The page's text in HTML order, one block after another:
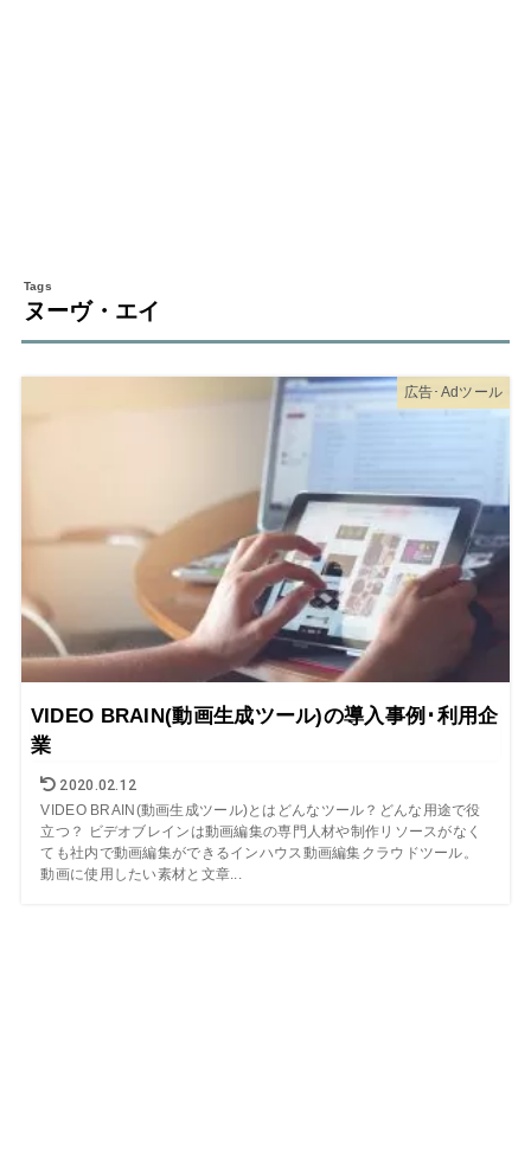
ヌーヴ・エイ
広告･Adツール
VIDEO BRAIN(動画生成ツール)の導入事例･利用企
業
2020.02.12
VIDEO BRAIN(動画生成ツール)とはどんなツール？どんな用途で役
立つ？ ビデオブレインは動画編集の専門人材や制作リソースがなく
ても社内で動画編集ができるインハウス動画編集クラウドツール。
動画に使用したい素材と文章...